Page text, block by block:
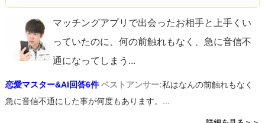
マッチングアプリで出会ったお相手と上手くい
っていたのに、何の前触れもなく、急に音信不
通になってしまう ...
恋愛マスター&AI回答6件 ベストアンサー:私はなんの前触れもなく
急に音信不通にした事が何度もあります。...